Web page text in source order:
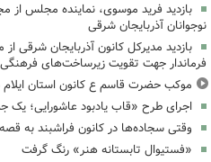
بازدید فرید موسوی، نماینده مجلس از
نوجوانان آذربایجان شرقی
بازدید مدیرکل کانون آذربایجان شرقی
فرماندار جهت تقویت زیرساخت‌های فرهنگی
موکب حضرت قاسم ع کانون استان ایلام در
اجرای طرح «قاب یادبود عاشورایی؛
وقتی سجاده‌ها در کانون فراشبند به
«فستیوال تابستانه هنر» رنگ گرفت